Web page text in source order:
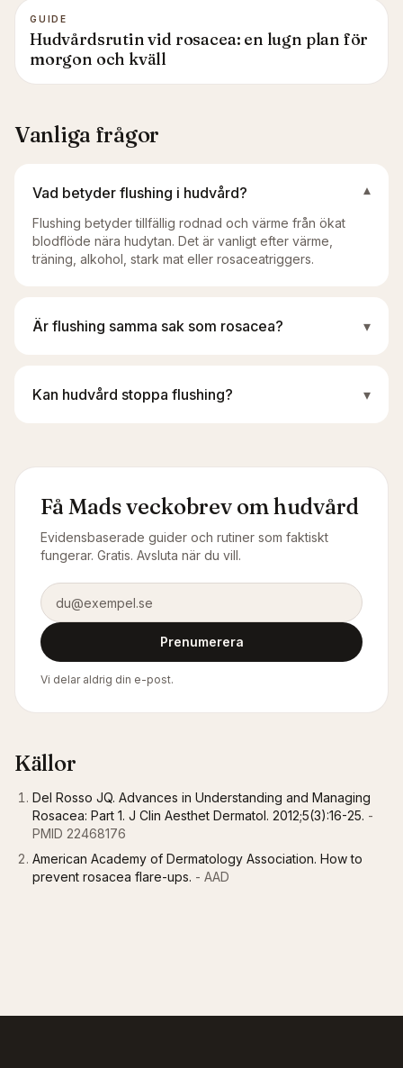
GUIDE
Hudvårdsrutin vid rosacea: en lugn plan för
morgon och kväll
Vanliga frågor
Vad betyder flushing i hudvård? ▾
Flushing betyder tillfällig rodnad och värme från ökat
blodflöde nära hudytan. Det är vanligt efter värme,
träning, alkohol, stark mat eller rosaceatriggers.
Är flushing samma sak som rosacea? ▾
Kan hudvård stoppa flushing? ▾
Få Mads veckobrev om hudvård
Evidensbaserade guider och rutiner som faktiskt
fungerar. Gratis. Avsluta när du vill.
E-postadress
Prenumerera
Vi delar aldrig din e-post.
Källor
Del Rosso JQ. Advances in Understanding and Managing
Rosacea: Part 1. J Clin Aesthet Dermatol. 2012;5(3):16-25. -
PMID 22468176
American Academy of Dermatology Association. How to
prevent rosacea flare-ups. - AAD